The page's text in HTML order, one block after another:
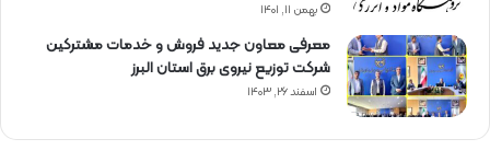
بهمن ۱۱, ۱۴۰۱
معرفی معاون جدید فروش و خدمات مشتركین
شركت توزیع نیروی برق استان البرز
اسفند ۲۶, ۱۴۰۳